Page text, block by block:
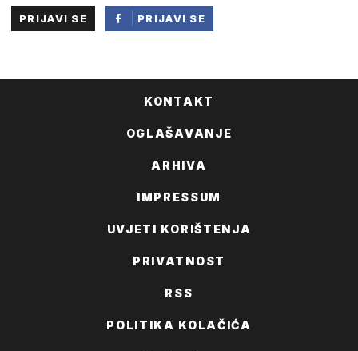
PRIJAVI SE
PRIJAVI SE
KONTAKT
OGLAŠAVANJE
ARHIVA
IMPRESSUM
UVJETI KORIŠTENJA
PRIVATNOST
RSS
POLITIKA KOLAČIĆA